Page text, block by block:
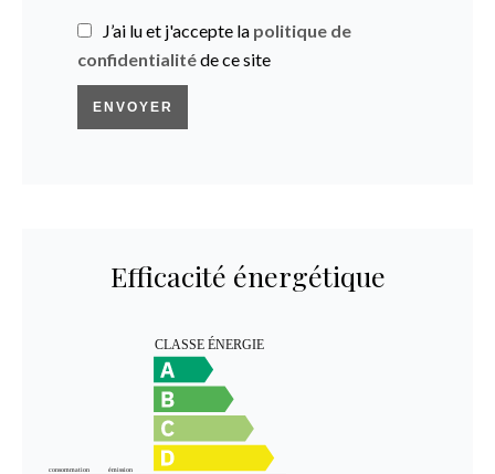
J’ai lu et j'accepte la politique de
confidentialitéde ce site
ENVOYER
Efficacité énergétique